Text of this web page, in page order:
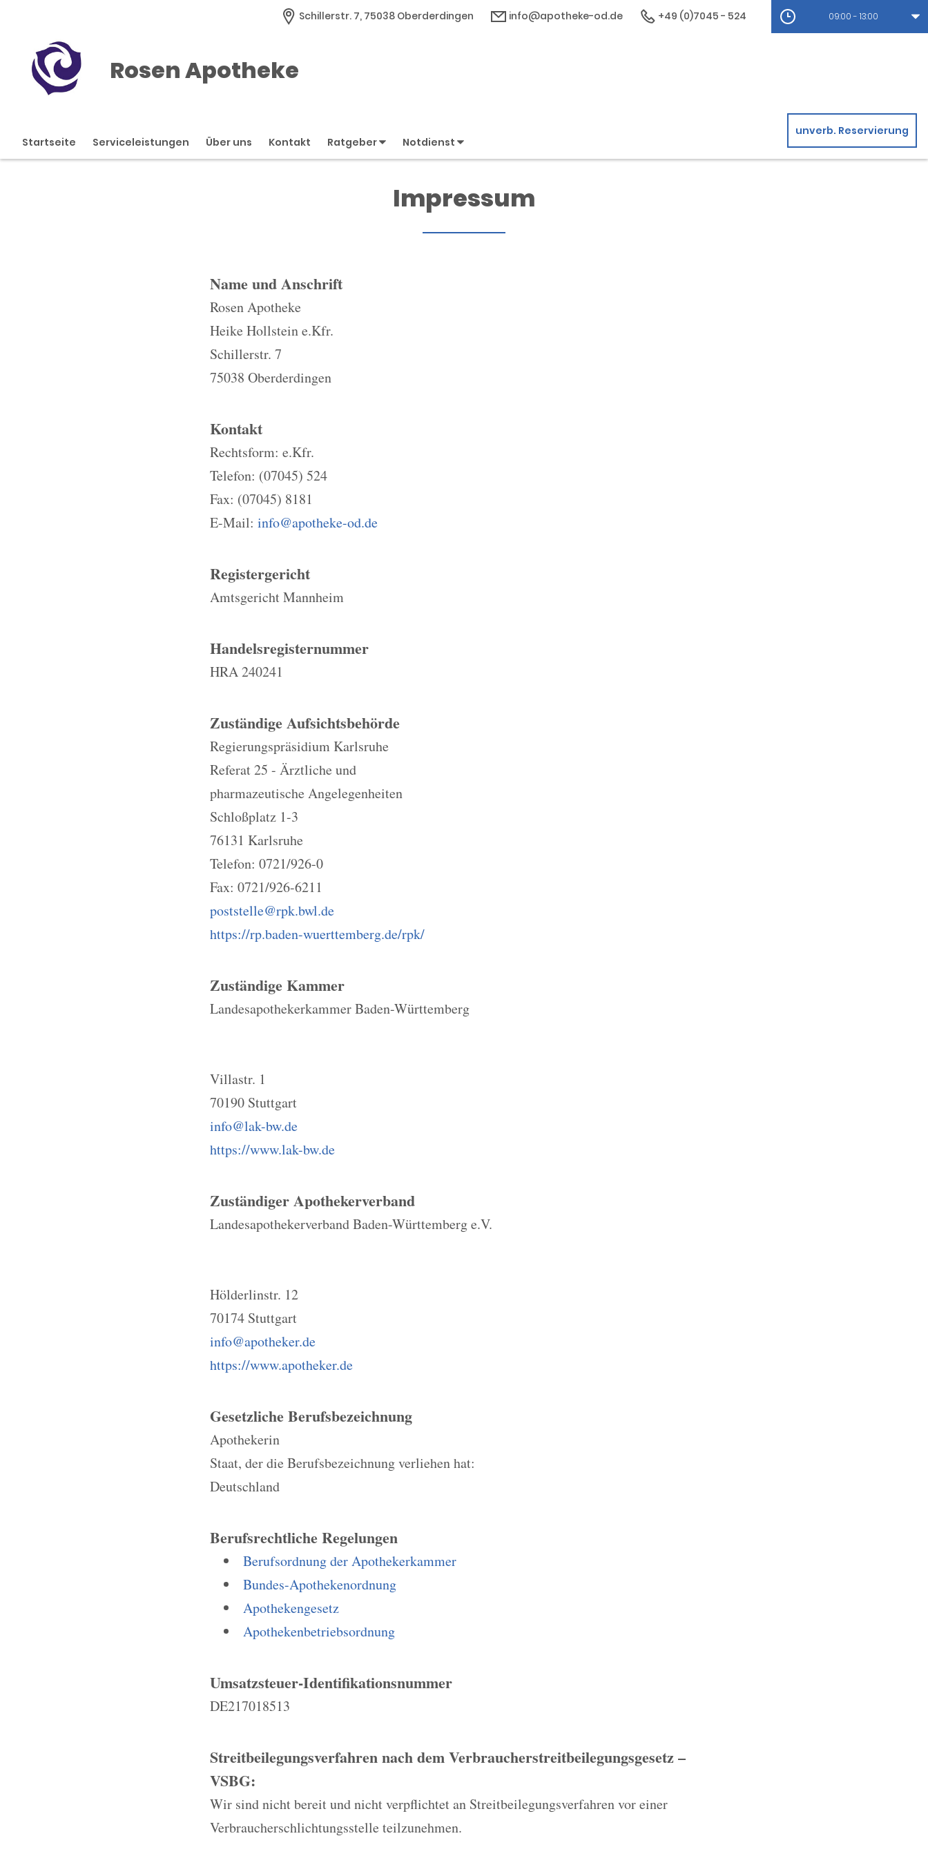
Schillerstr. 7, 75038 Oberderdingen info@apotheke-od.de +49 (0)7045 - 524 09:00 - 13:00
Rosen Apotheke
Startseite Serviceleistungen Über uns Kontakt Ratgeber Notdienst
unverb. Reservierung
Impressum
Name und Anschrift
Rosen Apotheke
Heike Hollstein e.Kfr.
Schillerstr. 7
75038 Oberderdingen
Kontakt
Rechtsform: e.Kfr.
Telefon: (07045) 524
Fax: (07045) 8181
E-Mail: info@apotheke-od.de
Registergericht
Amtsgericht Mannheim
Handelsregisternummer
HRA 240241
Zuständige Aufsichtsbehörde
Regierungspräsidium Karlsruhe
Referat 25 - Ärztliche und
pharmazeutische Angelegenheiten
Schloßplatz 1-3
76131 Karlsruhe
Telefon: 0721/926-0
Fax: 0721/926-6211
poststelle@rpk.bwl.de
https://rp.baden-wuerttemberg.de/rpk/
Zuständige Kammer
Landesapothekerkammer Baden-Württemberg
Villastr. 1
70190 Stuttgart
info@lak-bw.de
https://www.lak-bw.de
Zuständiger Apothekerverband
Landesapothekerverband Baden-Württemberg e.V.
Hölderlinstr. 12
70174 Stuttgart
info@apotheker.de
https://www.apotheker.de
Gesetzliche Berufsbezeichnung
Apothekerin
Staat, der die Berufsbezeichnung verliehen hat:
Deutschland
Berufsrechtliche Regelungen
Berufsordnung der Apothekerkammer
Bundes-Apothekenordnung
Apothekengesetz
Apothekenbetriebsordnung
Umsatzsteuer-Identifikationsnummer
DE217018513
Streitbeilegungsverfahren nach dem Verbraucherstreitbeilegungsgesetz –
VSBG:
Wir sind nicht bereit und nicht verpflichtet an Streitbeilegungsverfahren vor einer
Verbraucherschlichtungsstelle teilzunehmen.